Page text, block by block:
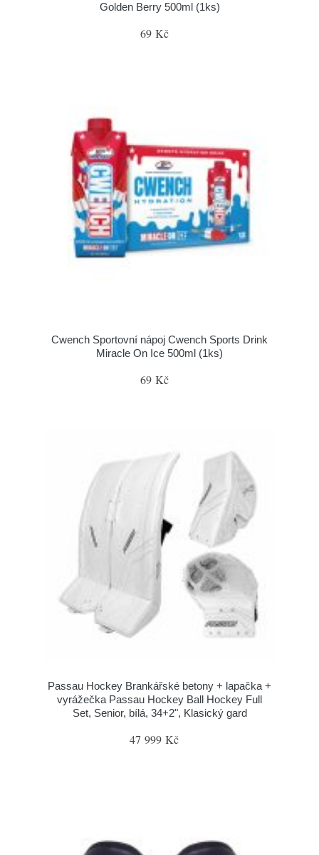
Golden Berry 500ml (1ks)
69 Kč
Cwench Sportovní nápoj Cwench Sports Drink
Miracle On Ice 500ml (1ks)
69 Kč
Passau Hockey Brankářské betony + lapačka +
vyrážečka Passau Hockey Ball Hockey Full
Set, Senior, bílá, 34+2", Klasický gard
47 999 Kč